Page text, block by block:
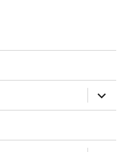
expande
el
menú